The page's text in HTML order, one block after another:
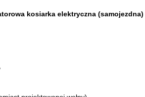
kosiarka elektryczna (samojezdna)